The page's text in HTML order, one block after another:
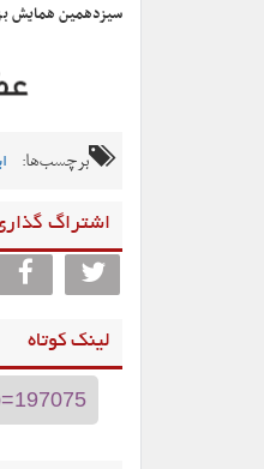
سیزدهمین همایش
برچسب‌ها:
اشتراگ
لینک کوتاه